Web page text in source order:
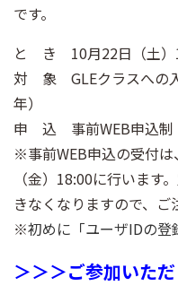
です。
と き 10月22日（土）
対 象 GLEクラスへの
年）
申 込 事前WEB申込制
※事前WEB申込の受付
（金）18:00に行います
きなくなりますので、ご
※初めに「ユーザIDの登
＞＞＞ご参加いた